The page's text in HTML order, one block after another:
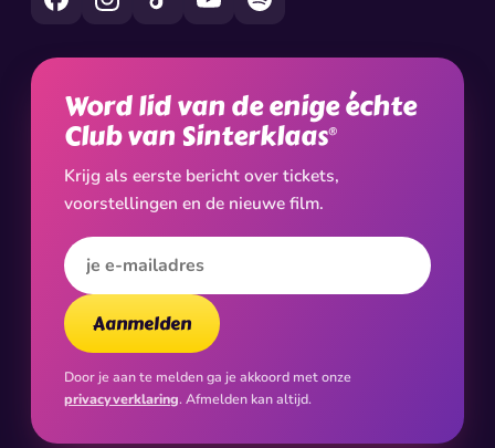
Word lid van de enige échte
Club van Sinterklaas®
Krijg als eerste bericht over tickets,
voorstellingen en de nieuwe film.
E-mailadres
Aanmelden
Door je aan te melden ga je akkoord met onze
privacyverklaring. Afmelden kan altijd.